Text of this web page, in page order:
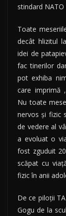
stindard
Toate
decât hlizitul
idei de
fac tinerilor
pot exhiba
care imprimă
Nu toate
nervos şi fizic
de vedere al
a evoluat o
fost zguduit
scăpat cu
fizic în anii
De ce piloţii
Gogu de la